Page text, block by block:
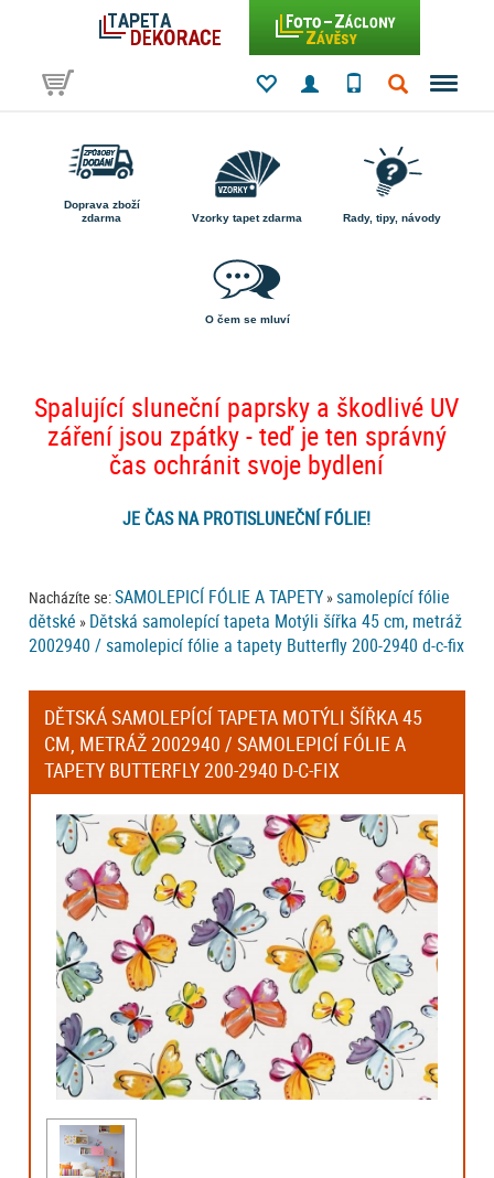
Doprava zboží
zdarma
Vzorky tapet zdarma Rady, tipy, návody
O čem se mluví
Spalující sluneční paprsky a škodlivé UV
záření jsou zpátky - teď je ten správný
čas ochránit svoje bydlení
JE ČAS NA PROTISLUNEČNÍ FÓLIE!
Nacházíte se:SAMOLEPICÍ FÓLIE A TAPETY »samolepící fólie
dětské » Dětská samolepící tapeta Motýli šířka 45 cm, metráž
2002940 / samolepicí fólie a tapety Butterfly 200-2940 d-c-fix
DĚTSKÁ SAMOLEPÍCÍ TAPETA MOTÝLI ŠÍŘKA 45
CM, METRÁŽ 2002940 / SAMOLEPICÍ FÓLIE A
TAPETY BUTTERFLY 200-2940 D-C-FIX